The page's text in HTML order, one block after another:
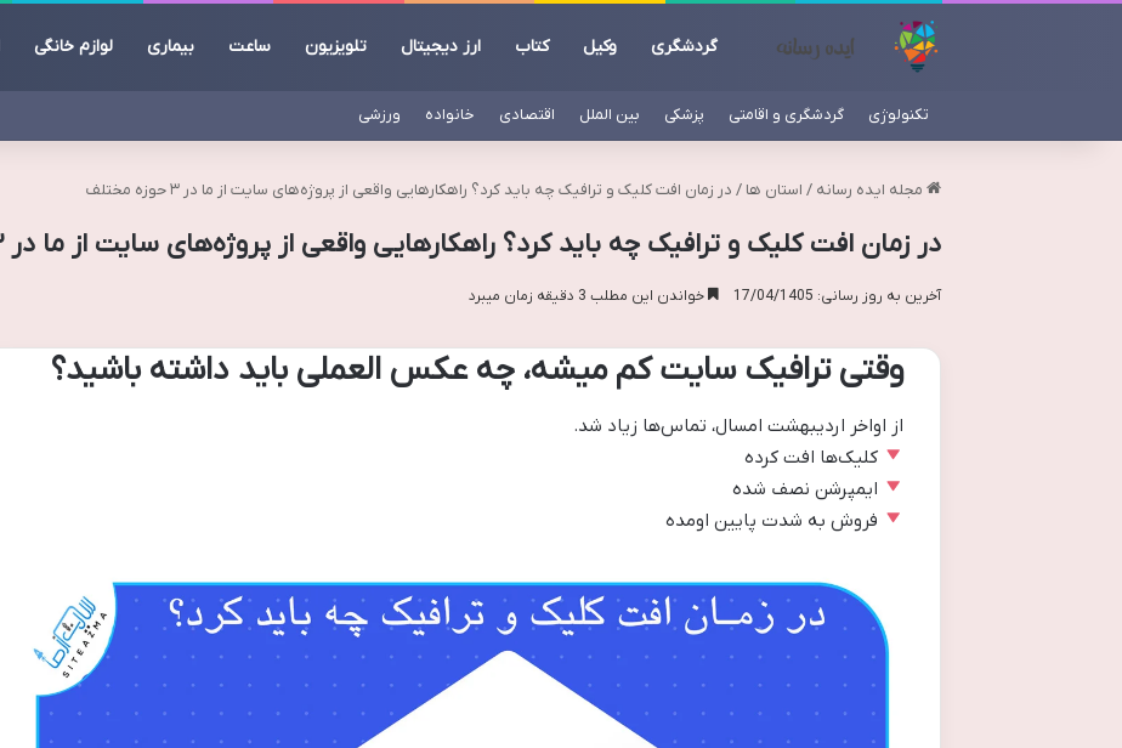
گردشگری وکیل کتاب ارز دیجیتال تلویزیون ساعت بیماری لوازم خانگی
تکنولوژی گردشگری و اقامتی پزشکی بین الملل اقتصادی خانواده ورزشی
مجله ایده رسانه / استان ها / در زمان افت کلیک و ترافیک چه باید کرد؟ راهکارهایی واقعی از پروژه‌های سایت از ما در ۳ حوزه مختلف
در زمان افت کلیک و ترافیک چه باید کرد؟ راهکارهایی واقعی از پروژه‌های سایت از ما در ۳ حوزه مختلف
آخرین به روز رسانی: 17/04/1405 خواندن این مطلب 3 دقیقه زمان میبرد
وقتی ترافیک سایت کم میشه، چه عکس العملی باید داشته باشید؟
از اواخر اردیبهشت امسال، تماس‌ها زیاد شد.
کلیک‌ها افت کرده
ایمپرشن نصف شده
فروش به شدت پایین اومده